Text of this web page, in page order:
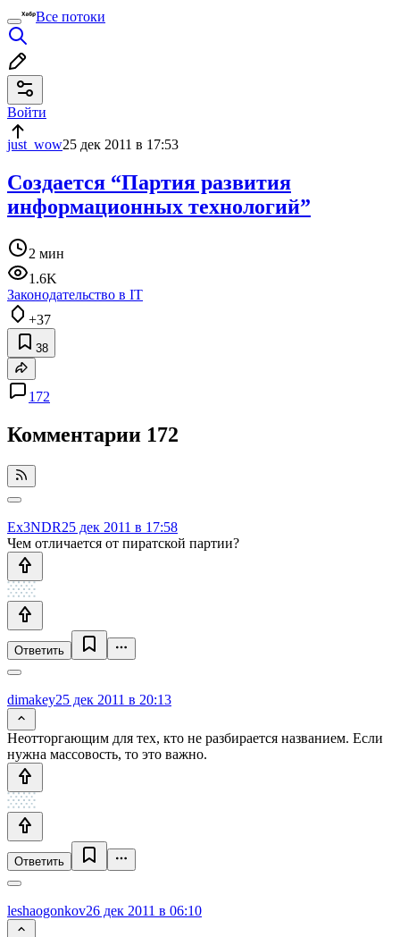
Все потоки
Войти
just_wow25 дек 2011 в 17:53
Создается “Партия развития
информационных технологий”
2 мин
1.6K
Законодательство в IT
+37
38
172
Комментарии 172
Ex3NDR25 дек 2011 в 17:58
Чем отличается от пиратской партии?
Ответить
dimakey25 дек 2011 в 20:13
Неотторгающим для тех, кто не разбирается названием. Если
нужна массовость, то это важно.
Ответить
leshaogonkov26 дек 2011 в 06:10